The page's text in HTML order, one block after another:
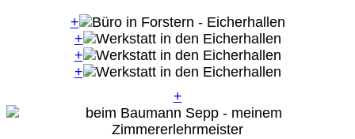
+
+
+
+
+